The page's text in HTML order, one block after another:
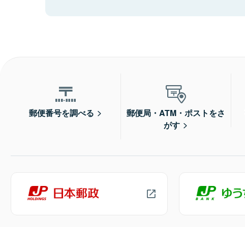
郵便番号を調べる
郵便局・ATM・ポストをさ
がす